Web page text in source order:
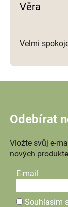
Věra
Velmi
Odebírat
Vložte svůj e-
nových
E-mail
Souhlasím s